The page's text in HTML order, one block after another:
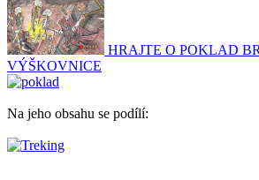
HRAJTE O POKLAD
VÝŠKOVNICE
Na jeho obsahu se podílí: